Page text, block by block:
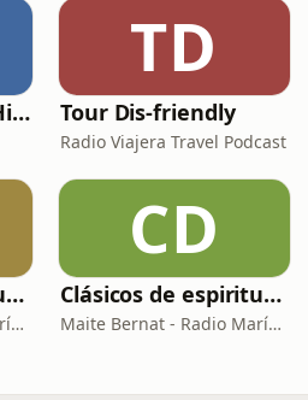
Sueños Historia - Histórico Podcast de historia relajada para dormir
TD
Tour Dis-friendly
Radio Viajera Travel Podcast
Clásicos de espiritualidad: El arte de aprovechar nuestras faltas
Maite Bernat - Radio María España
CD
Clásicos de espiritualidad: El combate espiritual
Maite Bernat - Radio María ESP